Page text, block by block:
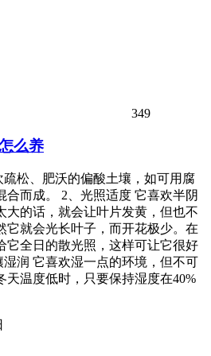
349
么养
疏松、肥沃的偏酸土壤，如可用腐
合而成。 2、光照适度 它喜欢半阴
大的话，就会让叶片发黄，但也不
它就会光长叶子，而开花极少。在
它全日的散光照，这样可让它很好
润 它喜欢湿一点的环境，但不可
天温度低时，只要保持湿度在40%